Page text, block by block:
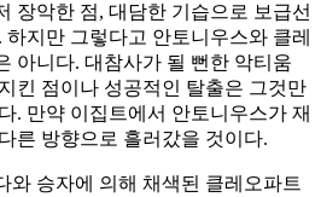
장악한 점, 대담한 기습으로 보급선
지만 그렇다고 안토니우스와 클레
아니다. 대참사가 될 뻔한 악티움
킨 점이나 성공적인 탈출은 그것만
. 만약 이집트에서 안토니우스가 재
른 방향으로 흘러갔을 것이다.
와 승자에 의해 채색된 클레오파트